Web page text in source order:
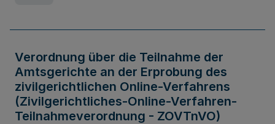
Verordnung über die Teilnahme der
Amtsgerichte an der Erprobung des
zivilgerichtlichen Online-Verfahrens
(Zivilgerichtliches-Online-Verfahren-
Teilnahmeverordnung - ZOVTnVO)